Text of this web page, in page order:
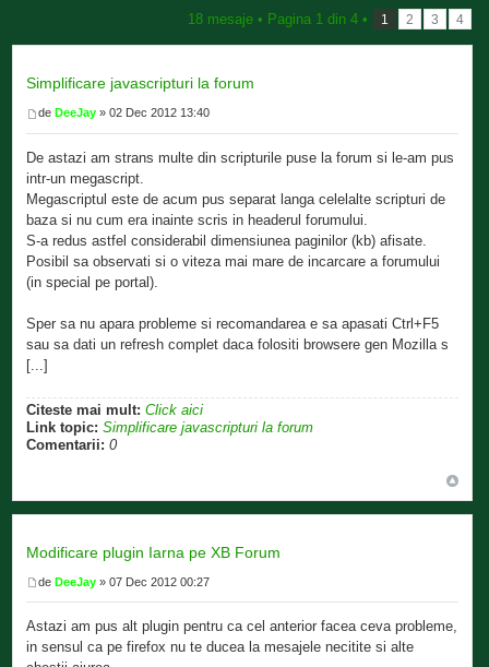
18 mesaje • Pagina 1din 4• 1 2 3 4
Simplificare javascripturi la forum
deDeeJay » 02 Dec 2012 13:40
De astazi am strans multe din scripturile puse la forum si le-am pus
intr-un megascript.
Megascriptul este de acum pus separat langa celelalte scripturi de
baza si nu cum era inainte scris in headerul forumului.
S-a redus astfel considerabil dimensiunea paginilor (kb) afisate.
Posibil sa observati si o viteza mai mare de incarcare a forumului
(in special pe portal).
Sper sa nu apara probleme si recomandarea e sa apasati Ctrl+F5
sau sa dati un refresh complet daca folositi browsere gen Mozilla s
[...]
Citeste mai mult: Click aici
Link topic: Simplificare javascripturi la forum
Comentarii: 0
Modificare plugin Iarna pe XB Forum
deDeeJay » 07 Dec 2012 00:27
Astazi am pus alt plugin pentru ca cel anterior facea ceva probleme,
in sensul ca pe firefox nu te ducea la mesajele necitite si alte